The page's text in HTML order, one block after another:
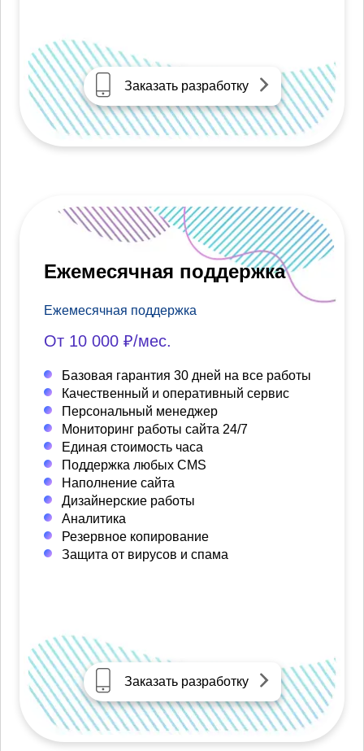
Заказать разработку
Ежемесячная поддержка
Ежемесячная поддержка
От 10 000 ₽/мес.
Базовая гарантия 30 дней на все работы
Качественный и оперативный сервис
Персональный менеджер
Мониторинг работы сайта 24/7
Единая стоимость часа
Поддержка любых CMS
Наполнение сайта
Дизайнерские работы
Аналитика
Резервное копирование
Защита от вирусов и спама
Заказать разработку